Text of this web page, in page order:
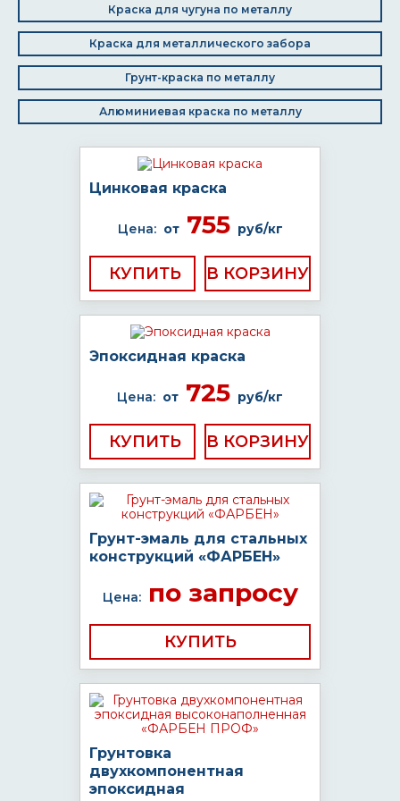
Краска для чугуна по металлу
Краска для металлического забора
Грунт-краска по металлу
Алюминиевая краска по металлу
Цинковая краска
Цена: от755 руб/кг
КУПИТЬ
Эпоксидная краска
Цена: от 725 руб/кг
КУПИТЬ
Грунт-эмаль для стальных
конструкций «ФАРБЕН»
Цена:по запросу
КУПИТЬ
Грунтовка
двухкомпонентная
эпоксидная